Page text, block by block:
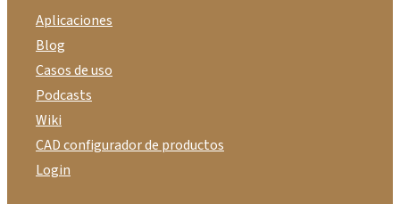
Aplicaciones
Blog
Casos de uso
Podcasts
Wiki
CAD configurador de productos
Login